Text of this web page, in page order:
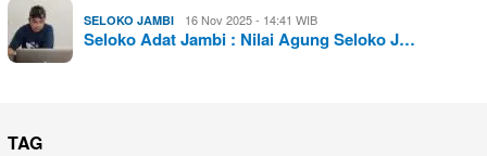
SELOKO JAMBI 16 Nov 2025 - 14:41 WIB
Seloko Adat Jambi : Nilai Agung Seloko J…
TAG